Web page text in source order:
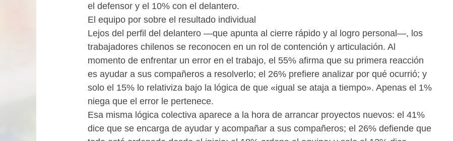
el defensor y el 10% con el delantero.
El equipo por sobre el resultado individual
Lejos del perfil del delantero —que apunta al cierre rápido y al logro personal—, los
trabajadores chilenos se reconocen en un rol de contención y articulación. Al
momento de enfrentar un error en el trabajo, el 55% afirma que su primera reacción
es ayudar a sus compañeros a resolverlo; el 26% prefiere analizar por qué ocurrió; y
solo el 15% lo relativiza bajo la lógica de que «igual se ataja a tiempo». Apenas el 1%
niega que el error le pertenece.
Esa misma lógica colectiva aparece a la hora de arrancar proyectos nuevos: el 41%
dice que se encarga de ayudar y acompañar a sus compañeros; el 26% defiende que